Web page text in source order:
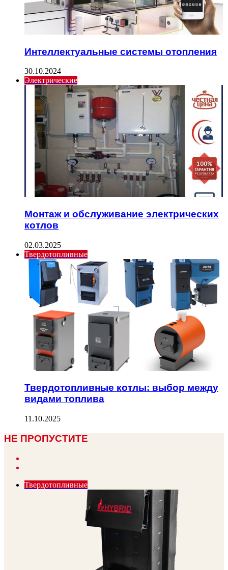
Интеллектуальные системы отопления
30.10.2024
Электрические
Монтаж и обслуживание электрических
котлов
02.03.2025
Твердотопливные
Твердотопливные котлы: выбор между
видами топлива
11.10.2025
НЕ ПРОПУСТИТЕ
Твердотопливные